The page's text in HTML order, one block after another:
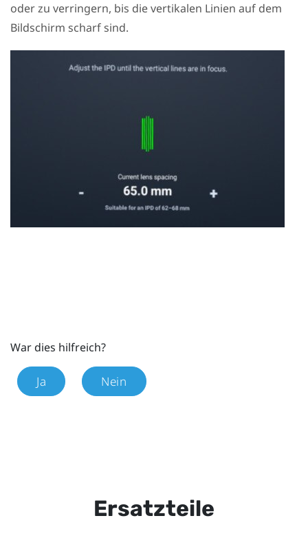
oder zu verringern, bis die vertikalen Linien auf dem
Bildschirm scharf sind.
War dies hilfreich?
Ja Nein
Ersatzteile